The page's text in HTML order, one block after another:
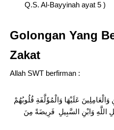
Q.S. Al-Bayyinah ayat 5 )
Golongan Yang
Zakat
Allah SWT berfirman :
عَلَيْهَا وَالْمُؤَلَّفَةِ قُلُوبُهُمْ
اللَّهِ وَابْنِ السَّبِيلِ فَرِيضَةً مِنَ